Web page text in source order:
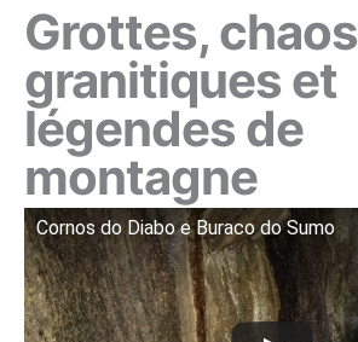
Grottes, chaos
granitiques et
légendes de
montagne
Cornos do Diabo e Buraco do Sumo